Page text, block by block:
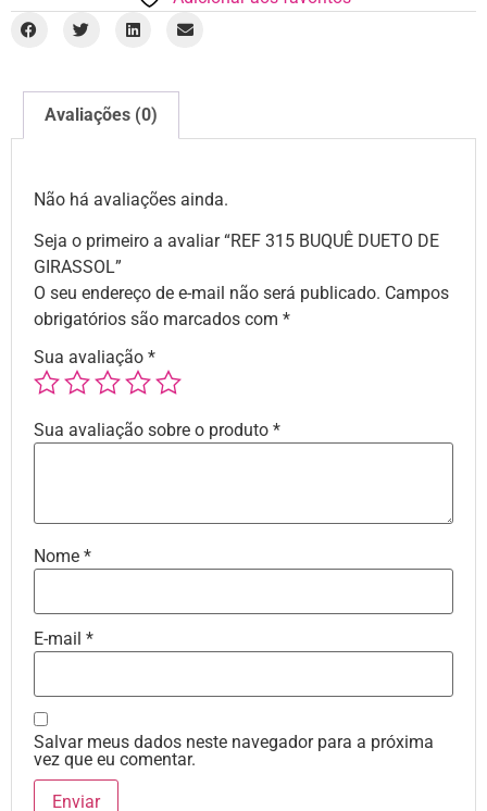
Avaliações (0)
Não há avaliações ainda.
Seja o primeiro a avaliar “REF 315 BUQUÊ DUETO DE
GIRASSOL”
O seu endereço de e-mail não será publicado. Campos
obrigatórios são marcados com *
Sua avaliação *
Sua avaliação sobre o produto *
Nome *
E-mail *
Salvar meus dados neste navegador para a próxima
vez que eu comentar.